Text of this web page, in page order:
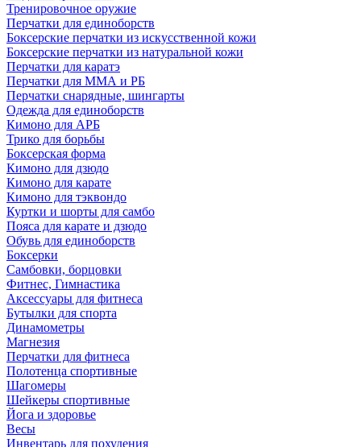
Тренировочное оружие
Перчатки для единоборств
Боксерские перчатки из искусственной кожи
Боксерские перчатки из натуральной кожи
Перчатки для каратэ
Перчатки для ММА и РБ
Перчатки снарядные, шингарты
Одежда для единоборств
Кимоно для АРБ
Трико для борьбы
Боксерская форма
Кимоно для дзюдо
Кимоно для карате
Кимоно для тэквондо
Куртки и шорты для самбо
Пояса для карате и дзюдо
Обувь для единоборств
Боксерки
Самбовки, борцовки
Фитнес, Гимнастика
Аксессуары для фитнеса
Бутылки для спорта
Динамометры
Магнезия
Перчатки для фитнеса
Полотенца спортивные
Шагомеры
Шейкеры спортивные
Йога и здоровье
Весы
Инвентарь для похудения